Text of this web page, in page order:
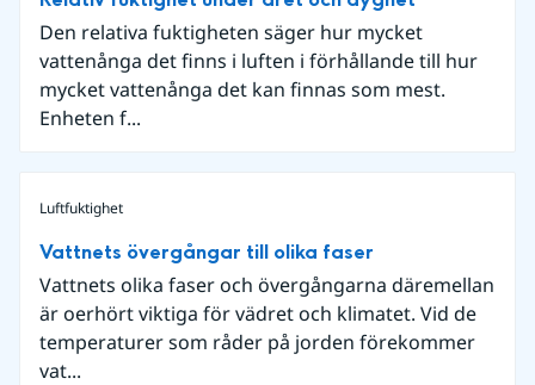
Den relativa fuktigheten säger hur mycket
vattenånga det finns i luften i förhållande till hur
mycket vattenånga det kan finnas som mest.
Enheten f...
Luftfuktighet
Vattnets övergångar till olika faser
Vattnets olika faser och övergångarna däremellan
är oerhört viktiga för vädret och klimatet. Vid de
temperaturer som råder på jorden förekommer
vat...